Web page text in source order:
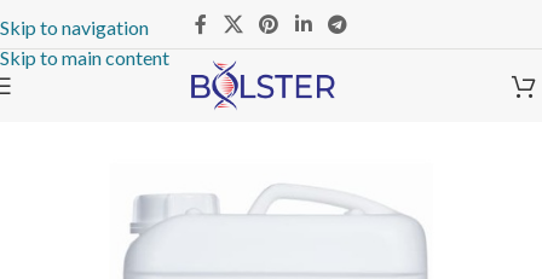
Skip to navigation
Skip to main content